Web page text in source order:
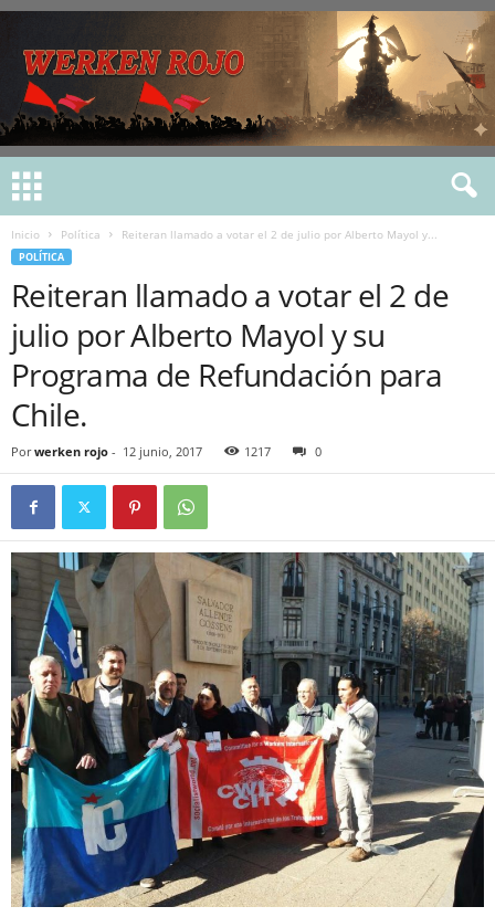
Inicio Política Reiteran llamado a votar el 2 de julio por Alberto Mayol y...
POLÍTICA
Reiteran llamado a votar el 2 de
julio por Alberto Mayol y su
Programa de Refundación para
Chile.
Por werken rojo - 12 junio, 2017 1217 0